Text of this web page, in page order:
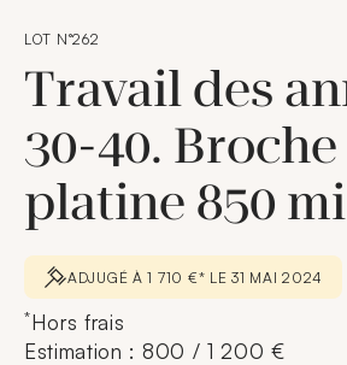
LOT N°262
Travail des
30-40.
platine 850 mi
ADJUGÉ À 1 710 €* LE 31 MAI 2024
*Hors frais
Estimation : 800 / 1 200 €